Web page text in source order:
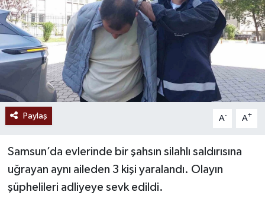
Paylaş A- A+
Samsun’da evlerinde bir şahsın silahlı saldırısına
uğrayan aynı aileden 3 kişi yaralandı. Olayın
şüphelileri adliyeye sevk edildi.